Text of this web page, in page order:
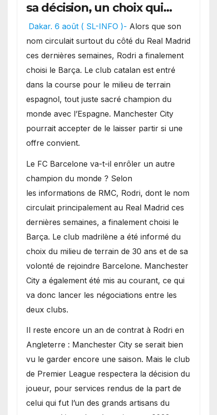
sa décision, un choix qui
pourrait faire grand bruit
sur le marché des
transferts.
Dakar. 6 août ( SL-INFO )- Alors que son
nom circulait surtout du côté du Real Madrid
ces dernières semaines, Rodri a finalement
choisi le Barça. Le club catalan est entré
dans la course pour le milieu de terrain
espagnol, tout juste sacré champion du
monde avec l’Espagne. Manchester City
pourrait accepter de le laisser partir si une
offre convient.
​Le FC Barcelone va-t-il enrôler un autre
champion du monde ? Selon
les informations de RMC, Rodri, dont le nom
circulait principalement au Real Madrid ces
dernières semaines, a finalement choisi le
Barça. Le club madrilène a été informé du
choix du milieu de terrain de 30 ans et de sa
volonté de rejoindre Barcelone. Manchester
City a également été mis au courant, ce qui
va donc lancer les négociations entre les
deux clubs.
​Il reste encore un an de contrat à Rodri en
Angleterre : Manchester City se serait bien
vu le garder encore une saison. Mais le club
de Premier League respectera la décision du
joueur, pour services rendus de la part de
celui qui fut l’un des grands artisans du